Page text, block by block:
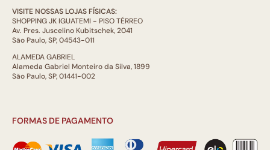
VISITE NOSSAS LOJAS FÍSICAS:
SHOPPING JK IGUATEMI - PISO TÉRREO
Av. Pres. Juscelino Kubitschek, 2041
São Paulo, SP, 04543-011
ALAMEDA GABRIEL
Alameda Gabriel Monteiro da Silva, 1899
São Paulo, SP, 01441-002
FORMAS DE PAGAMENTO